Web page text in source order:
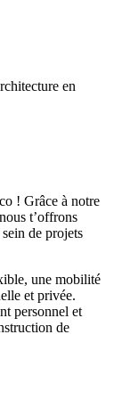
en
! Grâce à notre
t’offrons
de projets
une mobilité
et privée.
personnel et
de